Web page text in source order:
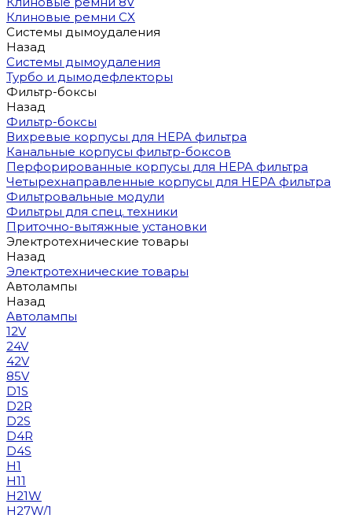
Клиновые ремни CX
Системы дымоудаления
Назад
Системы дымоудаления
Турбо и дымодефлекторы
Фильтр-боксы
Назад
Фильтр-боксы
Вихревые корпусы для HEPA фильтра
Канальные корпусы фильтр-боксов
Перфорированные корпусы для HEPA фильтра
Четырехнаправленные корпусы для HEPA фильтра
Фильтровальные модули
Фильтры для спец. техники
Приточно-вытяжные установки
Электротехнические товары
Назад
Электротехнические товары
Автолампы
Назад
Автолампы
12V
24V
42V
85V
D1S
D2R
D2S
D4R
D4S
H1
H11
H21W
H27W/1